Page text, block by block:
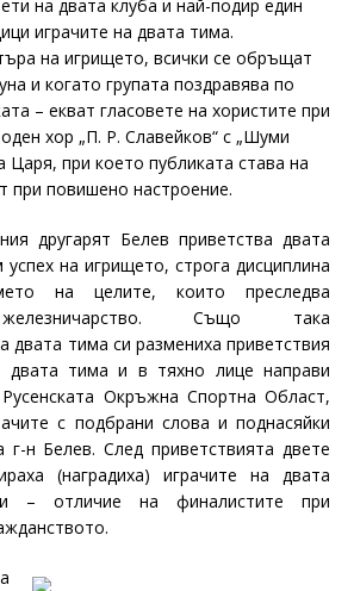
на двата клуба и най-подир един
играчите на двата тима.
на игрището, всички се обръщат
и когато групата поздравява по
– екват гласовете на хористите при
хор „П. Р. Славейков“ с „Шуми
Царя, при което публиката става на
при повишено настроение.
другарят Белев приветства двата
на игрището, строга дисциплина
на целите, които преследва
Също така
двата тима си размениха приветствия
двата тима и в тяхно лице направи
Окръжна Спортна Област,
с подбрани слова и поднасяйки
г-н Белев. След приветствията двете
(наградиха) играчите на двата
– отличие на финалистите при